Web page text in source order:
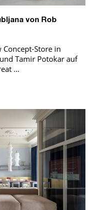
von Rob
Store in
Tamir Potokar auf
…